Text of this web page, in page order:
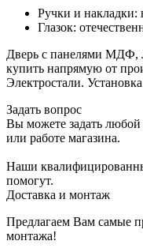
Ручки и накладки:
Глазок:
Дверь с панелями МДФ,
купить напрямую от
Электростали.
Задать вопрос
Вы можете задать
или работе магазина.
Наши
помогут.
Доставка и монтаж
Предлагаем Вам самые
монтажа!